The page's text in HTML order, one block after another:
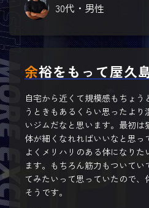
30代・男性
余裕をもって屋久
自宅から近くて規模感もちょ
うときもあるくらい思ったよ
いジムだなと思います。最初は
体が細くなれればいいなと思っ
よくメリハリのある体になり
ます。もちろん筋力もついてい
てみたいって思っていたので、
そうです。